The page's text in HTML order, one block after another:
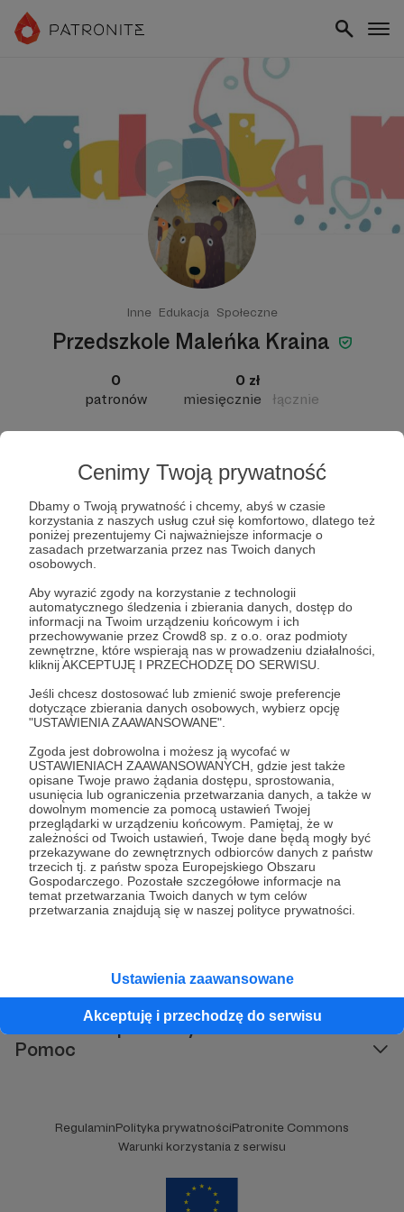
Cenimy Twoją prywatność
Dbamy o Twoją prywatność i chcemy, abyś w czasie
korzystania z naszych usług czuł się komfortowo, dlatego też
poniżej prezentujemy Ci najważniejsze informacje o
zasadach przetwarzania przez nas Twoich danych
osobowych.
Aby wyrazić zgody na korzystanie z technologii
automatycznego śledzenia i zbierania danych, dostęp do
informacji na Twoim urządzeniu końcowym i ich
przechowywanie przez Crowd8 sp. z o.o. oraz podmioty
zewnętrzne, które wspierają nas w prowadzeniu działalności,
kliknij AKCEPTUJĘ I PRZECHODZĘ DO SERWISU.
Jeśli chcesz dostosować lub zmienić swoje preferencje
dotyczące zbierania danych osobowych, wybierz opcję
"USTAWIENIA ZAAWANSOWANE".
Zgoda jest dobrowolna i możesz ją wycofać w
USTAWIENIACH ZAAWANSOWANYCH, gdzie jest także
opisane Twoje prawo żądania dostępu, sprostowania,
usunięcia lub ograniczenia przetwarzania danych, a także w
dowolnym momencie za pomocą ustawień Twojej
przeglądarki w urządzeniu końcowym. Pamiętaj, że w
zależności od Twoich ustawień, Twoje dane będą mogły być
przekazywane do zewnętrznych odbiorców danych z państw
trzecich tj. z państw spoza Europejskiego Obszaru
Gospodarczego. Pozostałe szczegółowe informacje na
temat przetwarzania Twoich danych w tym celów
przetwarzania znajdują się w naszej polityce prywatności.
Ustawienia zaawansowane
Akceptuję i przechodzę do serwisu
Inne Edukacja Społeczne
Przedszkole Maleńka Kraina
0
patronów
0 zł
miesięcznie
łącznie
Profil Cele Posty Filmy Galeria
Galeria mediów
Dołącz do grona Patronów!
Wesprzyj działalność Autora Przedszkole Maleńka
Krainajuż teraz!
Zostań Patronem
O Patronite
Dodatkowe produkty
Pomoc
RegulaminPolityka prywatnościPatronite Commons
Warunki korzystania z serwisu